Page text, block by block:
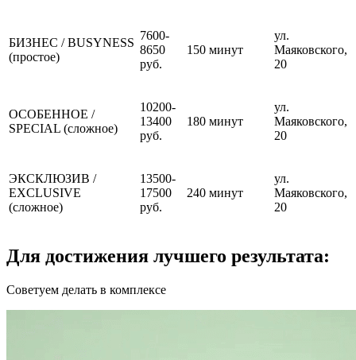
БИЗНЕС / BUSYNESS
(простое)
7600-
8650
руб.
150 минут
ул.
Маяковского,
20
ОСОБЕННОЕ /
SPECIAL (сложное)
10200-
13400
руб.
180 минут
ул.
Маяковского,
20
ЭКСКЛЮЗИВ /
EXCLUSIVE
(сложное)
13500-
17500
руб.
240 минут
ул.
Маяковского,
20
Для достижения лучшего результата:
Советуем делать в комплексе